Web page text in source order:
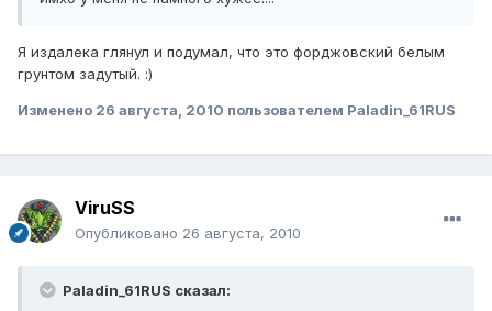
Я издалека глянул и подумал, что это форджовский белым
грунтом задутый. :)
Изменено 26 августа, 2010 пользователем Paladin_61RUS
ViruSS
Опубликовано 26 августа, 2010
Paladin_61RUS сказал: